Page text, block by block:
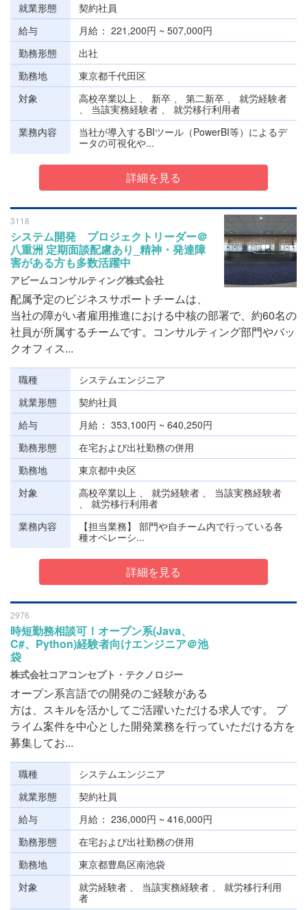
就業形態
契約社員
給与
月給
221,200円 ~ 507,000円
勤務形態
出社
勤務地
東京都千代田区
対象
高校卒業以上 、 新卒 、 第二新卒 、 就労経験者
、 当該実務経験者 、 就労移行利用者
業務内容
当社が導入するBIツール（PowerBI等）によるデ
ータの可視化や...
詳細を見る
3118
システム開発 プロジェクトリーダー＠
八重洲 定期面談配慮あり_精神・発達障
害がある方も多数活躍中
アビームコンサルティング株式会社
配属予定のビジネスサポートチームは、
当社の障がい者雇用推進における中核の部署で、約60名の
社員が所属するチームです。コンサルティング部門やバッ
クオフィス...
職種
システムエンジニア
就業形態
契約社員
給与
月給
353,100円 ~ 640,250円
勤務形態
在宅および出社勤務の併用
勤務地
東京都中央区
対象
高校卒業以上 、 就労経験者 、 当該実務経験者
、 就労移行利用者
業務内容
【担当業務】 部門や自チーム内で行っている各
種オペレーシ...
詳細を見る
2976
時短勤務相談可！オープン系(Java、
C#、Python)経験者向けエンジニア＠池
袋
株式会社コアコンセプト・テクノロジー
オープン系言語での開発のご経験がある
方は、スキルを活かしてご活躍いただける求人です。 プ
ライム案件を中心とした開発業務を行っていただける方を
募集してお...
職種
システムエンジニア
就業形態
契約社員
給与
月給
236,000円 ~ 416,000円
勤務形態
在宅および出社勤務の併用
勤務地
東京都豊島区南池袋
対象
就労経験者 、 当該実務経験者 、 就労移行利用
者